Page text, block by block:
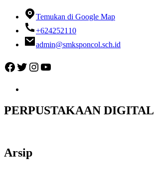
Temukan di Google Map
+624252110
admin@smksponcol.sch.id
Facebook
Twitter
Instagram
YouTube
PERPUSTAKAAN DIGITAL
Arsip